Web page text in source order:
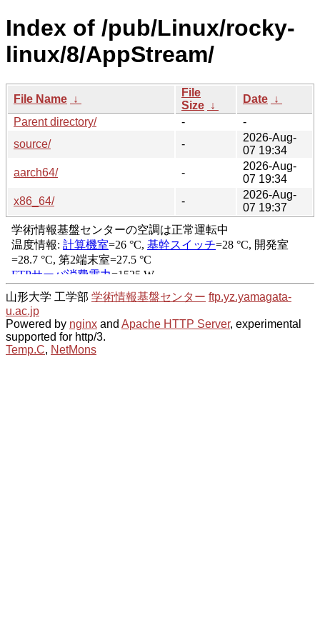
Index of /pub/Linux/rocky-
linux/8/AppStream/
File Name ↓
File
Size ↓
Date ↓
Parent directory/
-
-
source/
-
2026-Aug-
07 19:34
aarch64/
-
2026-Aug-
07 19:34
x86_64/
-
2026-Aug-
07 19:37
山形大学 工学部 学術情報基盤センター ftp.yz.yamagata-
u.ac.jp
Powered by nginx and Apache HTTP Server, experimental
supported for http/3.
Temp.C, NetMons